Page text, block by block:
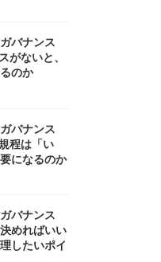
バナンス
がないと、
のか
バナンス
程は「い
になるのか
バナンス
めればいい
したいポイ